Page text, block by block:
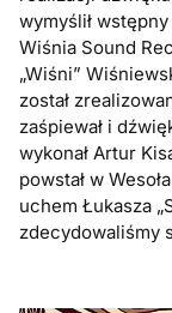
wymyślił
Wiśnia Sound
„Wiśni”
został
zaśpiewał i
wykonał Artur
powstał w
uchem Łukasza
zdecydowaliśmy